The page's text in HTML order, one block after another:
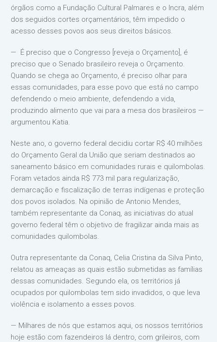
órgãos como a Fundação Cultural Palmares e o Incra, além
dos seguidos cortes orçamentários, têm impedido o
acesso desses povos aos seus direitos básicos.
— É preciso que o Congresso [reveja o Orçamento], é
preciso que o Senado brasileiro reveja o Orçamento.
Quando se chega ao Orçamento, é preciso olhar para
essas comunidades, para esse povo que está no campo
defendendo o meio ambiente, defendendo a vida,
produzindo alimento que vai para a mesa dos brasileiros —
argumentou Katia.
Neste ano, o governo federal decidiu cortar R$ 40 milhões
do Orçamento Geral da União que seriam destinados ao
saneamento básico em comunidades rurais e quilombolas.
Foram vetados ainda R$ 773 mil para regularização,
demarcação e fiscalização de terras indígenas e proteção
dos povos isolados. Na opinião de Antonio Mendes,
também representante da Conaq, as iniciativas do atual
governo federal têm o objetivo de fragilizar ainda mais as
comunidades quilombolas.
Outra representante da Conaq, Celia Cristina da Silva Pinto,
relatou as ameaças as quais estão submetidas as famílias
dessas comunidades. Segundo ela, os territórios já
ocupados por quilombolas tem sido invadidos, o que leva
violência e isolamento a esses povos.
— Milhares de nós que estamos aqui, os nossos territórios
hoje estão com fazendeiros lá dentro, com grileiros, com